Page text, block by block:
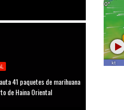
41 paquetes de marihuana
de Haina Oriental